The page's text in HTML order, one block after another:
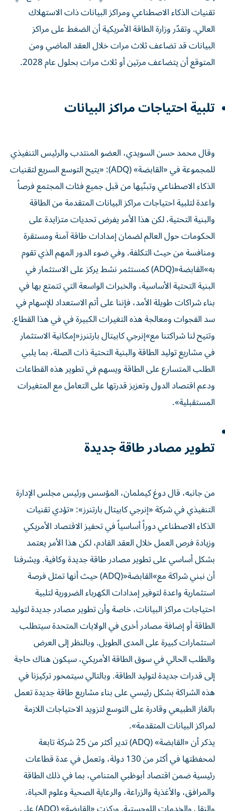
تقنيات الذكاء الاصطناعي ومراكز البيانات ذات الاستهلاك
العالي. وتقدّر وزارة الطاقة الأمريكية أن الضغط على مراكز
البيانات قد تضاعف ثلاث مرات خلال العقد الماضي ومن
المتوقع أن يتضاعف مرتين أو ثلاث مرات بحلول عام 2028.
تلبية احتياجات مراكز البيانات
وقال محمد حسن السويدي، العضو المنتدب والرئيس التنفيذي
للمجموعة في «القابضة» (ADQ): «يتيح التوسع السريع لتقنيات
الذكاء الاصطناعي وتبنّيها من قبل جميع فئات المجتمع فرصاً
واعدة لتلبية احتياجات مراكز البيانات المتقدمة من الطاقة
والبنية التحتية، لكن هذا الأمر يفرض تحديات متزايدة على
الحكومات حول العالم لضمان إمدادات طاقة آمنة ومستقرة
ومنافسة من حيث التكلفة. وفي ضوء الدور المهم الذي تقوم
به»القابضة«(ADQ) كمستثمر نشط يركز على الاستثمار في
البنية التحتية الأساسية، والخبرات الواسعة التي تتمتع بها في
بناء شراكات طويلة الأمد، فإننا على أتم الاستعداد للإسهام في
سد الفجوات ومعالجة هذه التغيرات الكبيرة في في هذا القطاع.
وتتيح لنا شراكتنا مع»إنرجي كابيتال بارتنرز«إمكانية الاستثمار
في مشاريع توليد الطاقة والبنية التحتية ذات الصلة، بما يلبي
الطلب المتسارع على الطاقة ويسهم في تطوير هذه القطاعات
ودعم اقتصاد الدول وتعزيز قدرتها على التعامل مع المتغيرات
المستقبلية».
تطوير مصادر طاقة جديدة
من جانبه، قال دوغ كيملمان، المؤسس ورئيس مجلس الإدارة
التنفيذي في شركة «إنرجي كابيتال بارتنرز»: «تؤدي تقنيات
الذكاء الاصطناعي دوراً أساسياً في تحفيز الاقتصاد الأمريكي
وزيادة فرص العمل خلال العقد القادم، لكن هذا الأمر يعتمد
بشكل أساسي على تطوير مصادر طاقة جديدة وكافية. ويشرفنا
أن نبني شراكة مع»القابضة«(ADQ) حيث أنها تمثل فرصة
استثمارية واعدة لتوفير إمدادات الكهرباء الضرورية لتلبية
احتياجات مراكز البيانات، خاصة وأن تطوير مصادر جديدة لتوليد
الطاقة أو إضافة مصادر أخرى في الولايات المتحدة سيتطلب
استثمارات كبيرة على المدى الطويل. وبالنظر إلى العرض
والطلب الحالي في سوق الطاقة الأمريكي، سيكون هناك حاجة
إلى قدرات جديدة لتوليد الطاقة. وبالتالي سيتمحور تركيزنا في
هذه الشراكة بشكل رئيسي على بناء مشاريع طاقة جديدة تعمل
بالغاز الطبيعي وقادرة على التوسع لتزويد الاحتياجات اللازمة
لمراكز البيانات المتقدمة».
يذكر أن «القابضة» (ADQ) تدير أكثر من 25 شركة تابعة
لمحفظتها في أكثر من 130 دولة، وتعمل في عدة قطاعات
رئيسية ضمن اقتصاد أبوظبي المتنامي، بما في ذلك الطاقة
والمرافق، والأغذية والزراعة، والرعاية الصحية وعلوم الحياة،